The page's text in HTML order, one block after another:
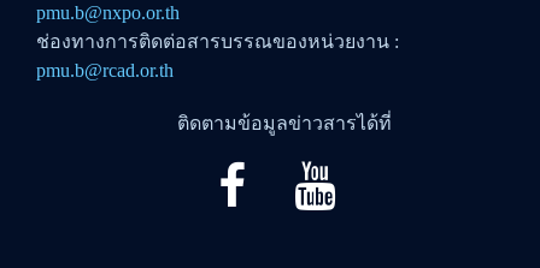
pmu.b@nxpo.or.th
ช่องทางการติดต่อสารบรรณของหน่วยงาน :
pmu.b@rcad.or.th
ติดตามข้อมูลข่าวสารได้ที่